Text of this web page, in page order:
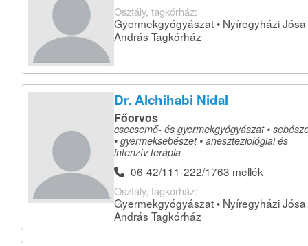
Osztály, tagkórház:
Gyermekgyógyászat • Nyíregyházi Jósa
András Tagkórház
Dr. Alchihabi Nidal
Főorvos
csecsemő- és gyermekgyógyászat •
• gyermeksebészet • aneszteziológiai és
intenzív terápia
06-42/111-222/1763 mellék
Osztály, tagkórház:
Gyermekgyógyászat • Nyíregyházi Jósa
András Tagkórház